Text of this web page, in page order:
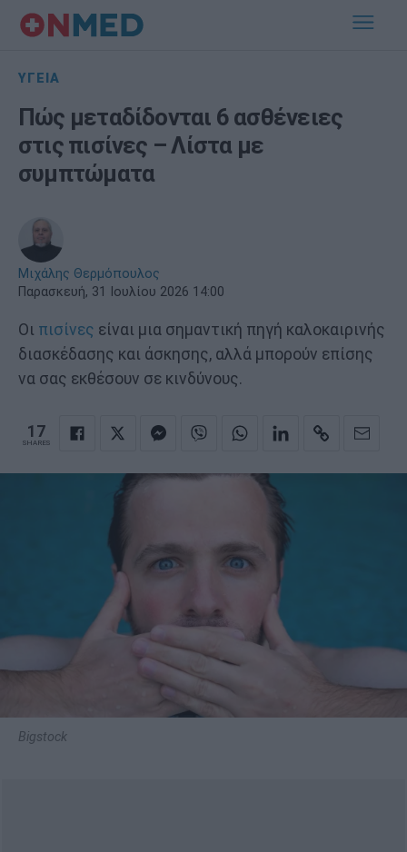
ΥΓΕΙΑ
Πώς μεταδίδονται 6 ασθένειες
στις πισίνες – Λίστα με
συμπτώματα
Μιχάλης Θερμόπουλος
Παρασκευή, 31 Ιουλίου 2026 14:00
Οι πισίνες είναι μια σημαντική πηγή καλοκαιρινής
διασκέδασης και άσκησης, αλλά μπορούν επίσης
να σας εκθέσουν σε κινδύνους.
17
SHARES
Bigstock